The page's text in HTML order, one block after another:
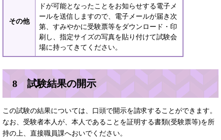
その他
ドが可能となったことをお知らせする電子メ
ールを送信しますので、電子メールが届き次
第、すみやかに受験票等をダウンロード・印
刷し、指定サイズの写真を貼り付けて試験会
場に持ってきてください。
8 試験結果の開示
この試験の結果については、口頭で開示を請求することができます。
なお、受験者本人が、本人であることを証明する書類(受験票等)を所
持の上、直接職員課へおいでください。